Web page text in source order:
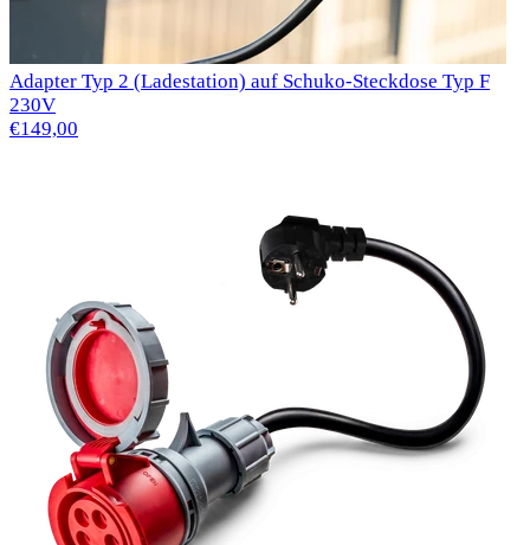
Adapter Typ 2 (Ladestation) auf Schuko-Steckdose Typ F
230V
€149,00